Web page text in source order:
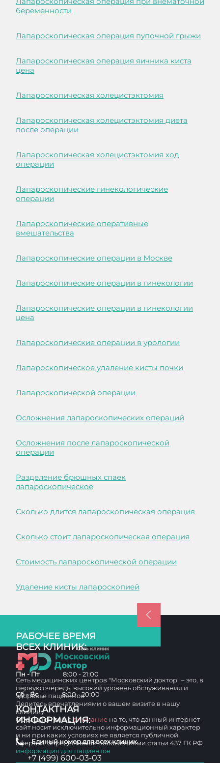
беременности
Лапароскопическая операция пупочной грыжи
Лапароскопическая операция яичника киста
цена
Лапароскопическая холецистэктомия
Лапароскопическая холецистэктомия диета
после операции
Лапароскопическая холецистэктомия ход
операции
Лапароскопические гинекологические
операции
Лапароскопические оперативные
вмешательства
Лапароскопические операции в Москве
Лапароскопические операции в гинекологии
Лапароскопические операции в гинекологии
цена
Лапароскопические операции в урологии
Лапароскопическое удаление кисты почки
Лапароскопической операции
Осложнения лапароскопических операций
Осложнения после лапароскопической
операции
Разделение брюшных спаек
лапароскопическое
Сколько длится лапароскопическая операция
Сколько стоит лапароскопическая операция
Стоимость лапароскопической операции
Удаление кисты лапароскопией
РАБОЧЕЕ ВРЕМЯ
ВСЕХ КЛИНИК:
Пн - Пт 8:00 - 21:00
Сб - Вс 8:00 - 20:00
КОНТАКТНАЯ
ИНФОРМАЦИЯ:
Единый номер для всех клиник
+7 (499) 600-03-03
Сеть медицинских центров "Московский доктор" – это, в
первую очередь, высокий уровень обслуживания и
здоровье пациентов
Делитесь впечатлениями о вашем визите в нашу
клинику
Обращаем вашевнимание на то, что данный интернет-
сайт носит исключительно информационный характер
и ни при каких условиях не является публичной
офертой, определяемой положениями статьи 437 ГК РФ
информация для пациентов